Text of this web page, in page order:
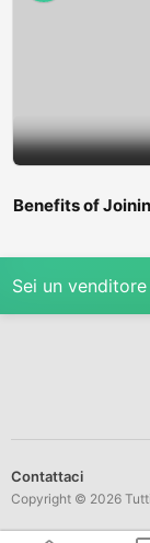
Benefits of
Professional
Sei un
Contattaci
Copyright © 2026